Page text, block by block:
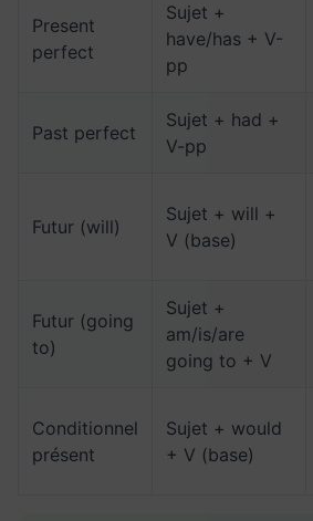
Present
perfect
Sujet +
have/has + V-
pp
Past perfect
Sujet + had +
V-pp
Futur (will)
Sujet + will +
V (base)
Futur (going
to)
Sujet +
am/is/are
going to + V
Conditionnel
présent
Sujet + would
+ V (base)